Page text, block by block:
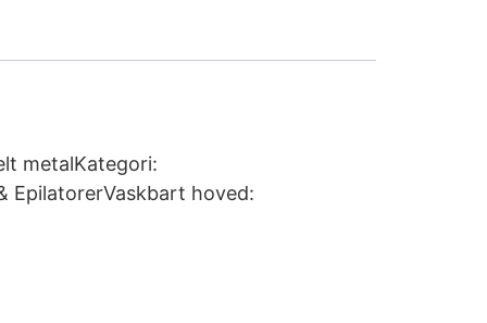
metalKategori:
EpilatorerVaskbart hoved: